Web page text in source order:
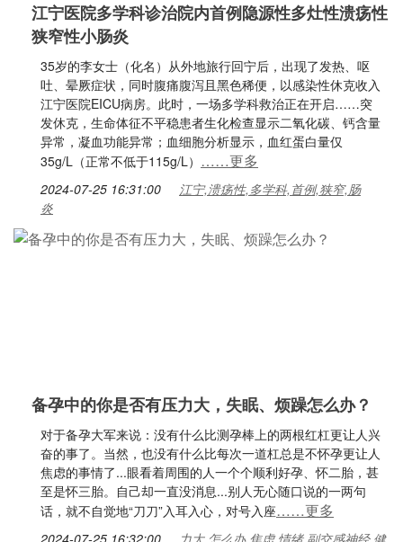
江宁医院多学科诊治院内首例隐源性多灶性溃疡性
狭窄性小肠炎
35岁的李女士（化名）从外地旅行回宁后，出现了发热、呕
吐、晕厥症状，同时腹痛腹泻且黑色稀便，以感染性休克收入
江宁医院EICU病房。此时，一场多学科救治正在开启……突
发休克，生命体征不平稳患者生化检查显示二氧化碳、钙含量
异常，凝血功能异常；血细胞分析显示，血红蛋白量仅
35g/L（正常不低于115g/L） ……更多
2024-07-25 16:31:00
江宁,溃疡性,多学科,首例,狭窄,肠
炎
备孕中的你是否有压力大，失眠、烦躁怎么办？
对于备孕大军来说：没有什么比测孕棒上的两根红杠更让人兴
奋的事了。当然，也没有什么比每次一道杠总是不怀孕更让人
焦虑的事情了...眼看着周围的人一个个顺利好孕、怀二胎，甚
至是怀三胎。自己却一直没消息...别人无心随口说的一两句
话，就不自觉地“刀刀”入耳入心，对号入座……更多
2024-07-25 16:32:00
力大,怎么办,焦虑,情绪,副交感神经,健